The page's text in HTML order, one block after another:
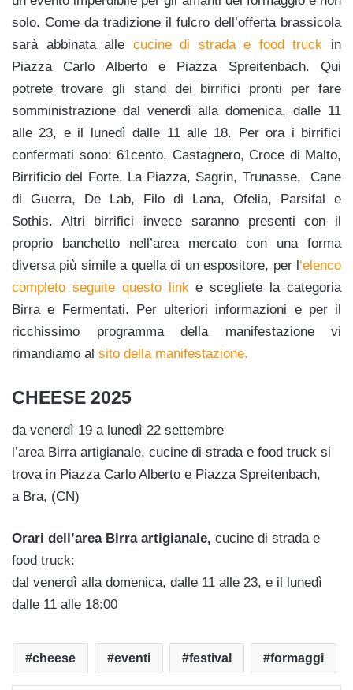
solo. Come da tradizione il fulcro dell’offerta brassicola
sarà abbinata alle cucine di strada e food truck in
Piazza Carlo Alberto e Piazza Spreitenbach. Qui
potrete trovare gli stand dei birrifici pronti per fare
somministrazione dal venerdì alla domenica, dalle 11
alle 23, e il lunedì dalle 11 alle 18. Per ora i birrifici
confermati sono: 61cento, Castagnero, Croce di Malto,
Birrificio del Forte, La Piazza, Sagrin, Trunasse, Cane
di Guerra, De Lab, Filo di Lana, Ofelia, Parsifal e
Sothis. Altri birrifici invece saranno presenti con il
proprio banchetto nell’area mercato con una forma
diversa più simile a quella di un espositore, per l ‘elenco
completo seguite questo linke scegliete la categoria
Birra e Fermentati. Per ulteriori informazioni e per il
ricchissimo programma della manifestazione vi
rimandiamo al sito della manifestazione.
CHEESE 2025
da venerdì 19 a lunedì 22 settembre
l’area Birra artigianale, cucine di strada e food truck si
trova in Piazza Carlo Alberto e Piazza Spreitenbach,
a Bra, (CN)
Orari dell’area Birra artigianale, cucine di strada e
food truck:
dal venerdì alla domenica, dalle 11 alle 23, e il lunedì
dalle 11 alle 18:00
cheese eventi festival formaggi